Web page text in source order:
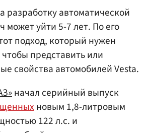
разработку автоматической
может уйти 5-7 лет. По его
подход, который нужен
чтобы представить или
свойства автомобилей Vesta.
начал серийный выпуск
новым 1,8-литровым
122 л.с. и